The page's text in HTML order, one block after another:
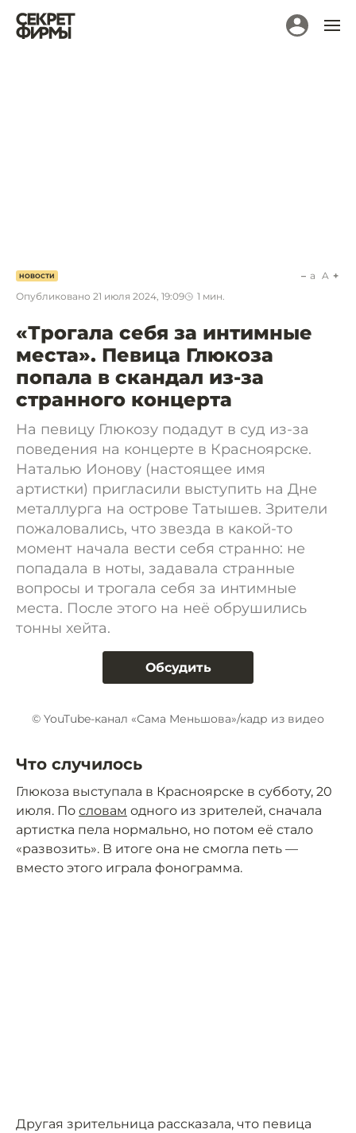
НОВОСТИ
Опубликовано 21 июля 2024, 19:09 1 мин.
a A
«Трогала себя за интимные
места». Певица Глюкоза
попала в скандал из-за
странного концерта
На певицу Глюкозу подадут в суд из-за
поведения на концерте в Красноярске.
Наталью Ионову (настоящее имя
артистки) пригласили выступить на Дне
металлурга на острове Татышев. Зрители
пожаловались, что звезда в какой-то
момент начала вести себя странно: не
попадала в ноты, задавала странные
вопросы и трогала себя за интимные
места. После этого на неё обрушились
тонны хейта.
Обсудить
© YouTube-канал «Сама Меньшова»/кадр из видео
Что случилось
Глюкоза выступала в Красноярске в субботу, 20
июля. По словам одного из зрителей, сначала
артистка пела нормально, но потом её стало
«развозить». В итоге она не смогла петь —
вместо этого играла фонограмма.
Другая зрительница рассказала, что певица